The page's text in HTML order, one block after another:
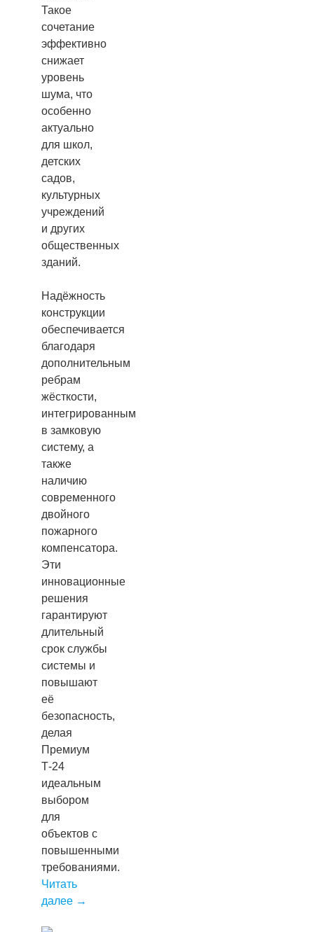
Такое
сочетание
эффективно
снижает
уровень
шума, что
особенно
актуально
для школ,
детских
садов,
культурных
учреждений
и других
общественных
зданий.
Надёжность
конструкции
обеспечивается
благодаря
дополнительным
ребрам
жёсткости,
интегрированным
в замковую
систему, а
также
наличию
современного
двойного
пожарного
компенсатора.
Эти
инновационные
решения
гарантируют
длительный
срок службы
системы и
повышают
её
безопасность,
делая
Премиум
Т-24
идеальным
выбором
для
объектов с
повышенными
требованиями.
Читать
далее →